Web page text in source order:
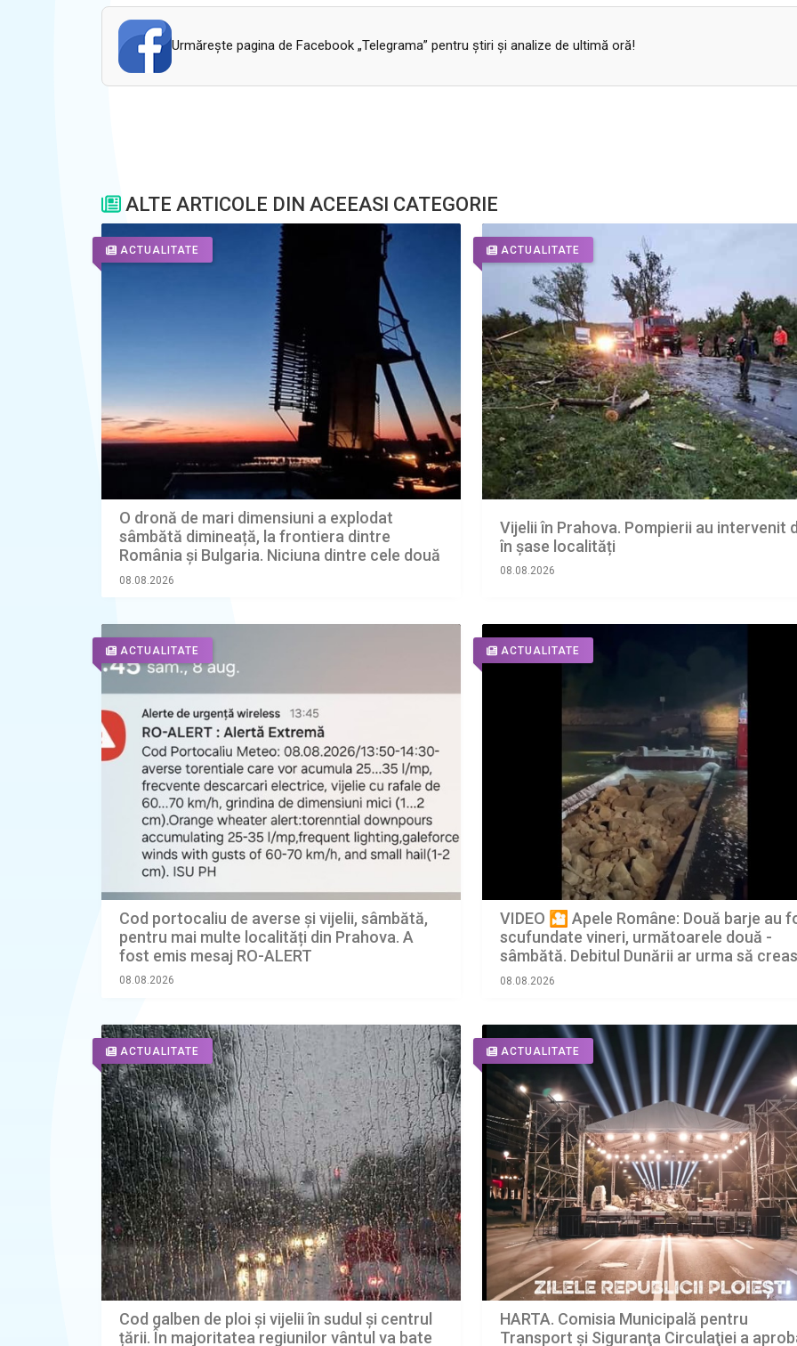
Urmăreşte pagina de Facebook „Telegrama” pentru ştiri şi analize de ultimă oră!
ALTE ARTICOLE DIN ACEEASI CATEGORIE
ACTUALITATE
O dronă de mari dimensiuni a explodat
sâmbătă dimineață, la frontiera dintre
România și Bulgaria. Niciuna dintre cele două
țări nu a detectat aparatul
08.08.2026
ACTUALITATE
Vijelii în Prahova. Pompierii au intervenit
în șase localități
08.08.2026
ACTUALITATE
Cod portocaliu de averse și vijelii, sâmbătă,
pentru mai multe localități din Prahova. A
fost emis mesaj RO-ALERT
08.08.2026
ACTUALITATE
VIDEO 🎦 Apele Române: Două barje au
scufundate vineri, următoarele două -
sâmbătă. Debitul Dunării ar urma să
ușor de săptămâna viitoare
08.08.2026
ACTUALITATE
Cod galben de ploi și vijelii în sudul și centrul
țării. În majoritatea regiunilor vântul va bate
ACTUALITATE
HARTA. Comisia Municipală pentru
Transport şi Siguranţa Circulaţiei a